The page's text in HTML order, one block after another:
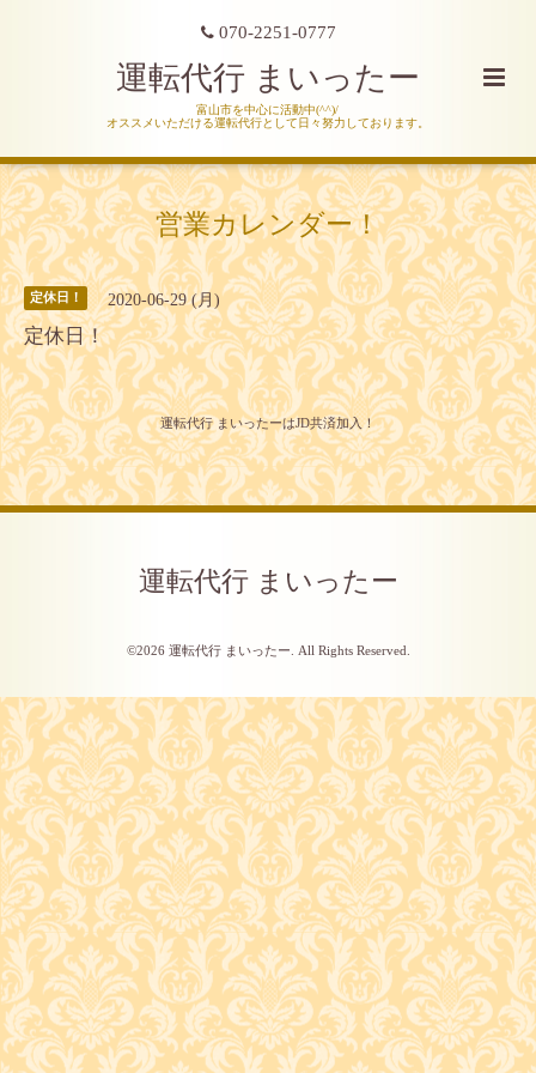
070-2251-0777
運転代行 まいったー
富山市を中心に活動中(^^)/
オススメいただける運転代行として日々努力しております。
営業カレンダー！
定休日！ 2020-06-29 (月)
定休日！
運転代行 まいったーはJD共済加入！
運転代行 まいったー
©2026 運転代行 まいったー . All Rights Reserved.